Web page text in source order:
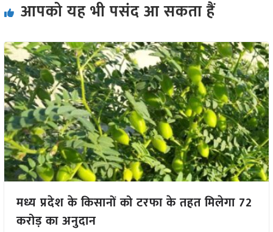
आपको यह भी पसंद आ सकता हैं
मध्य प्रदेश के किसानों को टरफा के तहत मिलेगा 72
करोड़ का अनुदान